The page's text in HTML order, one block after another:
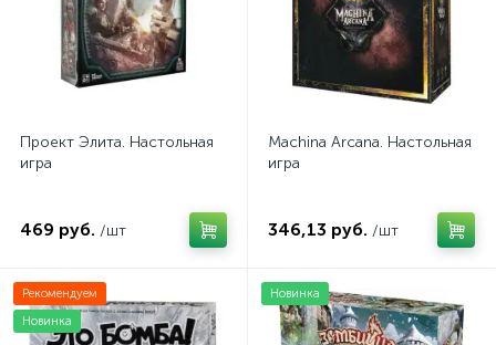
Проект Элита. Настольная
игра
469 руб. /шт
Machina Arcana. Настольная
игра
346,13 руб. /шт
Рекомендуем
Новинка
Новинка